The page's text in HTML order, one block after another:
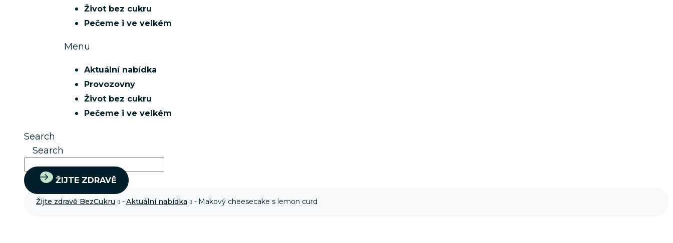
Život bez cukru
Pečeme i ve velkém
Menu
Aktuální nabídka
Provozovny
Život bez cukru
Pečeme i ve velkém
Search
Search
ŽIJTE ZDRAVĚ
Žijte zdravě BezCukru -Aktuální nabídka - Makový cheesecake s lemon curd